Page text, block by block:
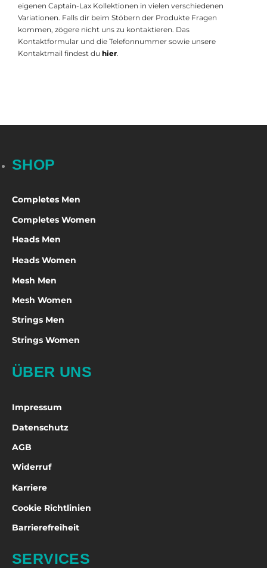
eigenen Captain-Lax Kollektionen in vielen verschiedenen
Variationen. Falls dir beim Stöbern der Produkte Fragen
kommen, zögere nicht uns zu kontaktieren. Das
Kontaktformular und die Telefonnummer sowie unsere
Kontaktmail findest du hier.
SHOP
Completes Men
Completes Women
Heads Men
Heads Women
Mesh Men
Mesh Women
Strings Men
Strings Women
ÜBER UNS
Impressum
Datenschutz
AGB
Widerruf
Karriere
Cookie Richtlinien
Barrierefreiheit
SERVICES